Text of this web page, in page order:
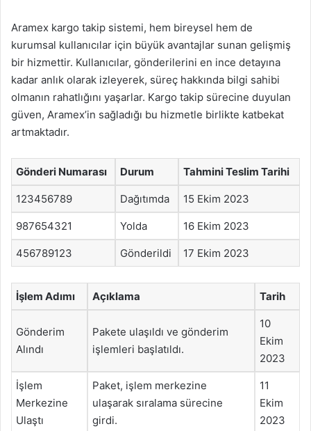
Aramex kargo takip sistemi, hem bireysel hem de
kurumsal kullanıcılar için büyük avantajlar sunan gelişmiş
bir hizmettir. Kullanıcılar, gönderilerini en ince detayına
kadar anlık olarak izleyerek, süreç hakkında bilgi sahibi
olmanın rahatlığını yaşarlar. Kargo takip sürecine duyulan
güven, Aramex’in sağladığı bu hizmetle birlikte katbekat
artmaktadır.
Gönderi Numarası Durum Tahmini Teslim Tarihi
123456789 Dağıtımda 15 Ekim 2023
987654321 Yolda 16 Ekim 2023
456789123 Gönderildi 17 Ekim 2023
İşlem Adımı Açıklama Tarih
Gönderim
Alındı
Pakete ulaşıldı ve gönderim
işlemleri başlatıldı.
10
Ekim
2023
İşlem
Merkezine
Ulaştı
Paket, işlem merkezine
ulaşarak sıralama sürecine
girdi.
11
Ekim
2023